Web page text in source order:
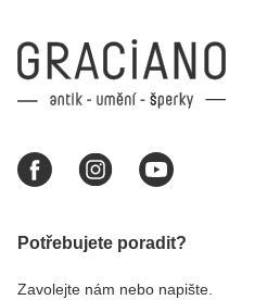
Potřebujete poradit?
Zavolejte nám nebo napište.